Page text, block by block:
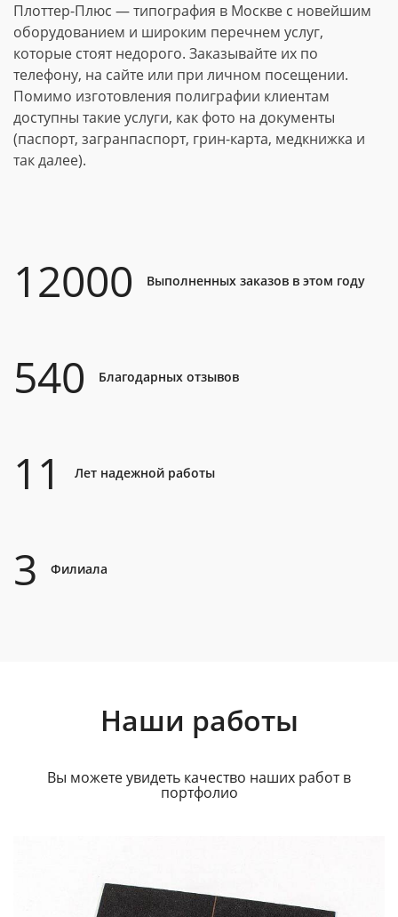
Плоттер-Плюс — типография в Москве с новейшим
оборудованием и широким перечнем услуг,
которые стоят недорого. Заказывайте их по
телефону, на сайте или при личном посещении.
Помимо изготовления полиграфии клиентам
доступны такие услуги, как фото на документы
(паспорт, загранпаспорт, грин-карта, медкнижка и
так далее).
12000 Выполненных заказов в этом году
540 Благодарных отзывов
11 Лет надежной работы
3 Филиала
Наши работы
Вы можете увидеть качество наших работ в
портфолио